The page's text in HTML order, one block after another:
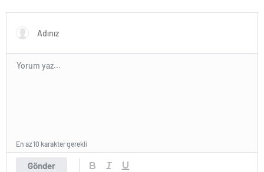
Gönder
En az 10 karakter gerekli